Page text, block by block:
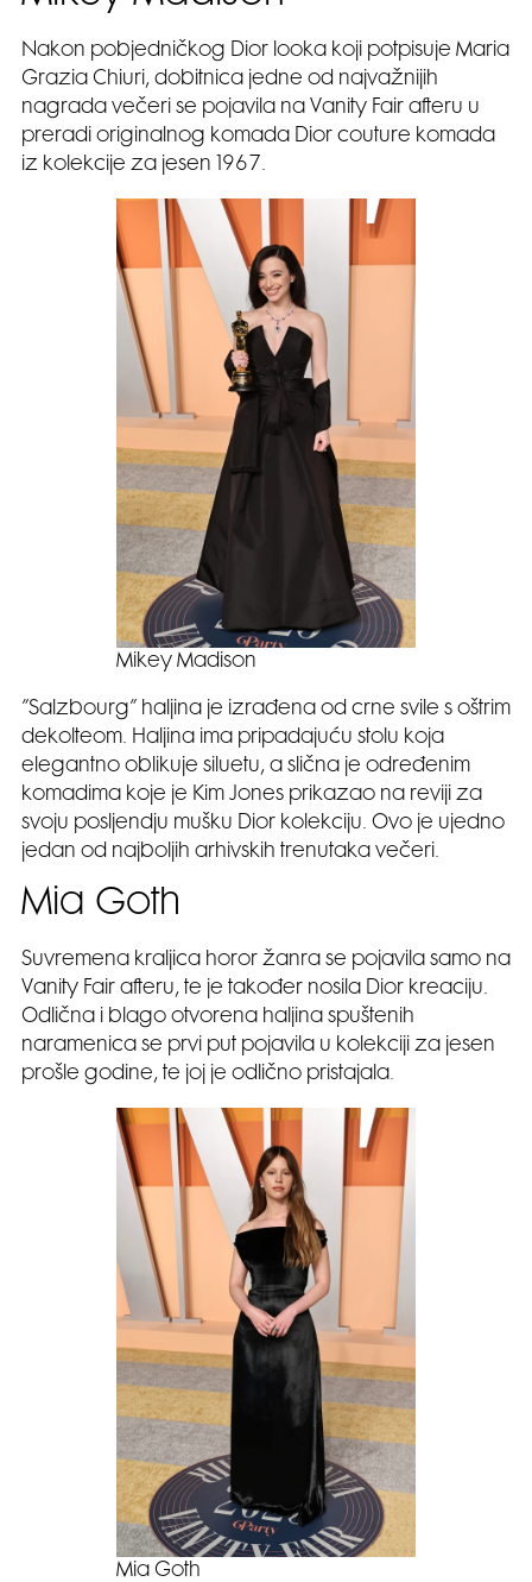
Nakon pobjedničkog Dior looka koji potpisuje Maria
Grazia Chiuri, dobitnica jedne od najvažnijih
nagrada večeri se pojavila na Vanity Fair afteru u
preradi originalnog komada Dior couture komada
iz kolekcije za jesen 1967.
Mikey Madison
”Salzbourg” haljina je izrađena od crne svile s oštrim
dekolteom. Haljina ima pripadajuću stolu koja
elegantno oblikuje siluetu, a slična je određenim
komadima koje je Kim Jones prikazao na reviji za
svoju posljendju mušku Dior kolekciju. Ovo je ujedno
jedan od najboljih arhivskih trenutaka večeri.
Mia Goth
Suvremena kraljica horor žanra se pojavila samo na
Vanity Fair afteru, te je također nosila Dior kreaciju.
Odlična i blago otvorena haljina spuštenih
naramenica se prvi put pojavila u kolekciji za jesen
prošle godine, te joj je odlično pristajala.
Mia Goth